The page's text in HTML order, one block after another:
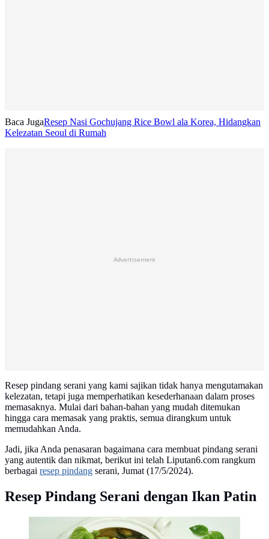
Baca JugaResep Nasi Gochujang Rice Bowl ala Korea, Hidangkan
Kelezatan Seoul di Rumah
Advertisement
Resep pindang serani yang kami sajikan tidak hanya mengutamakan
kelezatan, tetapi juga memperhatikan kesederhanaan dalam proses
memasaknya. Mulai dari bahan-bahan yang mudah ditemukan
hingga cara memasak yang praktis, semua dirangkum untuk
memudahkan Anda.
Jadi, jika Anda penasaran bagaimana cara membuat pindang serani
yang autentik dan nikmat, berikut ini telah Liputan6.com rangkum
berbagai resep pindang serani, Jumat (17/5/2024).
Resep Pindang Serani dengan Ikan Patin
ilustrasi pindang serani sup ikan kuah kuning/Hanifah
Kurniati/Shutterstock